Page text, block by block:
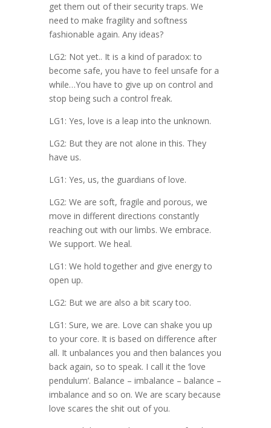
get them out of their security traps. We
need to make fragility and softness
fashionable again. Any ideas?
LG2: Not yet.. It is a kind of paradox: to
become safe, you have to feel unsafe for a
while…You have to give up on control and
stop being such a control freak.
LG1: Yes, love is a leap into the unknown.
LG2: But they are not alone in this. They
have us.
LG1: Yes, us, the guardians of love.
LG2: We are soft, fragile and porous, we
move in different directions constantly
reaching out with our limbs. We embrace.
We support. We heal.
LG1: We hold together and give energy to
open up.
LG2: But we are also a bit scary too.
LG1: Sure, we are. Love can shake you up
to your core. It is based on difference after
all. It unbalances you and then balances you
back again, so to speak. I call it the ‘love
pendulum’. Balance – imbalance – balance –
imbalance and so on. We are scary because
love scares the shit out of you.